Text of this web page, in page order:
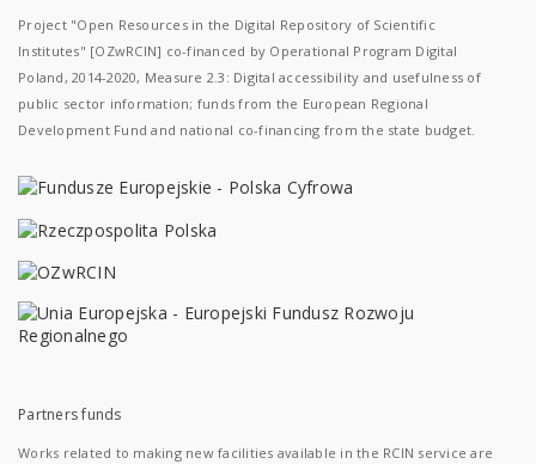
Project "Open Resources in the Digital Repository of Scientific
Institutes" [OZwRCIN] co-financed by Operational Program Digital
Poland, 2014-2020, Measure 2.3: Digital accessibility and usefulness of
public sector information; funds from the European Regional
Development Fund and national co-financing from the state budget.
Partners funds
Works related to making new facilities available in the RCIN service are